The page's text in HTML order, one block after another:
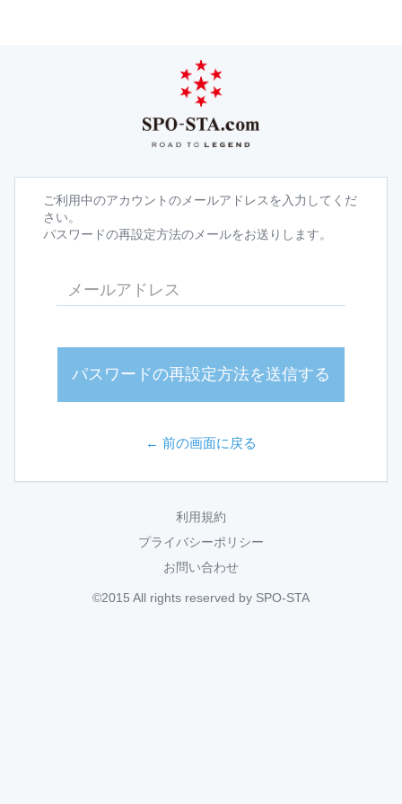
ご利用中のアカウントのメールアドレスを入力してくだ
さい。
パスワードの再設定方法のメールをお送りします。
パスワードの再設定方法を送信する
← 前の画面に戻る
利用規約
プライバシーポリシー
お問い合わせ
©2015 All rights reserved by SPO-STA